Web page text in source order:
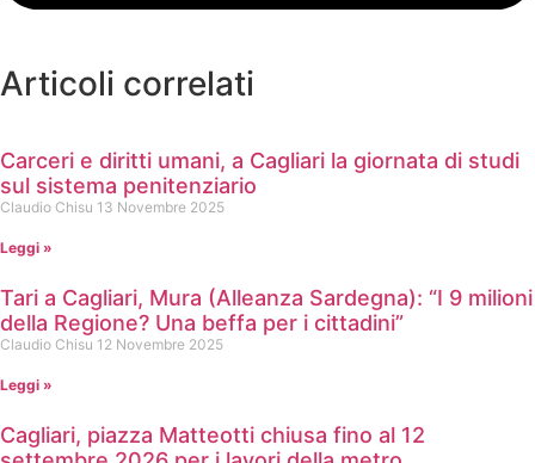
Articoli correlati
Carceri e diritti umani, a Cagliari la giornata di studi
sul sistema penitenziario
Claudio Chisu 13 Novembre 2025
Leggi »
Tari a Cagliari, Mura (Alleanza Sardegna): “I 9 milioni
della Regione? Una beffa per i cittadini”
Claudio Chisu 12 Novembre 2025
Leggi »
Cagliari, piazza Matteotti chiusa fino al 12